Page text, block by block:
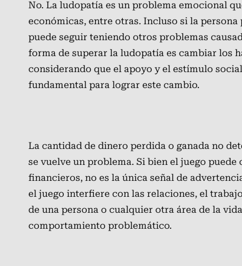
No. La ludopatía es un problema emocional
económicas, entre otras. Incluso si la persona
puede seguir teniendo otros problemas
forma de superar la ludopatía es cambiar los
considerando que el apoyo y el estímulo
fundamental para lograr este cambio.
La cantidad de dinero perdida o ganada no
se vuelve un problema. Si bien el juego puede
financieros, no es la única señal de
el juego interfiere con las relaciones, el
de una persona o cualquier otra área de la
comportamiento problemático.